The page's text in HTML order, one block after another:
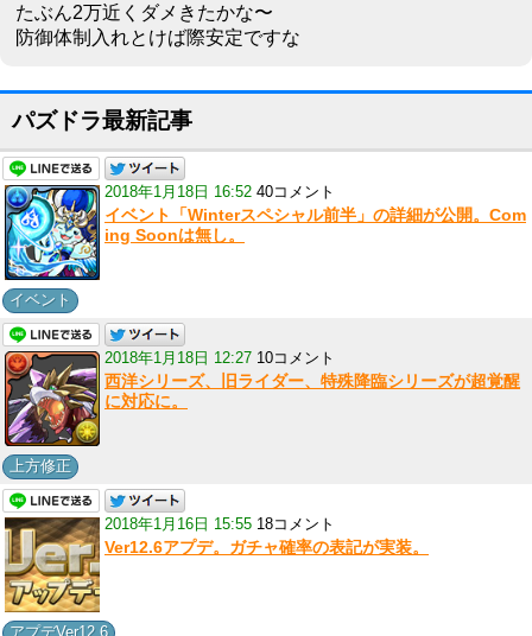
たぶん2万近くダメきたかな〜
防御体制入れとけば際安定ですな
パズドラ最新記事
2018年1月18日 16:52 40コメント
イベント「Winterスペシャル前半」の詳細が公開。Com
ing Soonは無し。
イベント
2018年1月18日 12:27 10コメント
西洋シリーズ、旧ライダー、特殊降臨シリーズが超覚醒
に対応に。
上方修正
2018年1月16日 15:55 18コメント
Ver12.6アプデ。ガチャ確率の表記が実装。
アプデVer12.6